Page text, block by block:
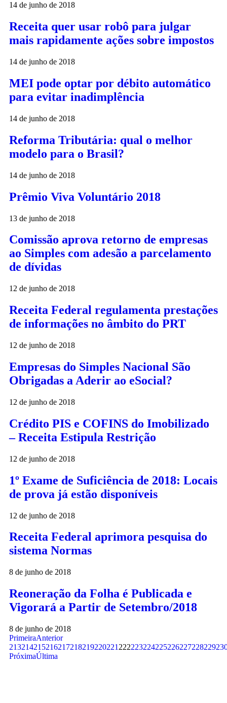
14 de junho de 2018
Receita quer usar robô para julgar
mais rapidamente ações sobre impostos
14 de junho de 2018
MEI pode optar por débito automático
para evitar inadimplência
14 de junho de 2018
Reforma Tributária: qual o melhor
modelo para o Brasil?
14 de junho de 2018
Prêmio Viva Voluntário 2018
13 de junho de 2018
Comissão aprova retorno de empresas
ao Simples com adesão a parcelamento
de dívidas
12 de junho de 2018
Receita Federal regulamenta prestações
de informações no âmbito do PRT
12 de junho de 2018
Empresas do Simples Nacional São
Obrigadas a Aderir ao eSocial?
12 de junho de 2018
Crédito PIS e COFINS do Imobilizado
– Receita Estipula Restrição
12 de junho de 2018
1º Exame de Suficiência de 2018: Locais
de prova já estão disponíveis
12 de junho de 2018
Receita Federal aprimora pesquisa do
sistema Normas
8 de junho de 2018
Reoneração da Folha é Publicada e
Vigorará a Partir de Setembro/2018
8 de junho de 2018
PrimeiraAnterior
213214215216217218219220221 222223224225226227228229
PróximaÚltima